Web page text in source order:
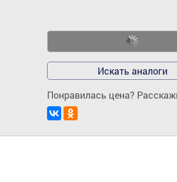
Искать аналоги
Понравилась цена?